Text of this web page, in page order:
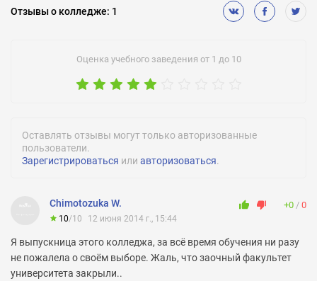
Серия НД-I № 1152819 от 23.02.2012 г. до 01.07.2017 г.
Отзывыо колледже: 1
Оценка учебного заведения от 1 до 10
Оставлять отзывы могут только авторизованные
пользователи.
Зарегистрироваться или авторизоваться.
Chimotozuka W.
10/10 12 июня 2014 г., 15:44
+0 0
Я выпускница этого колледжа, за всё время обучения ни разу
не пожалела о своём выборе. Жаль, что заочный факультет
университета закрыли..